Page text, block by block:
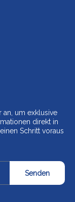
zu https://
an, um exklusive
direkt in
Schritt voraus
Senden